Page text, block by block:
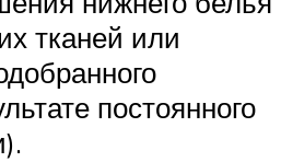
тканей или
постоянного